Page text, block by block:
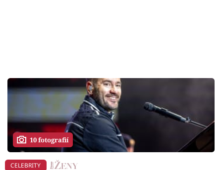
10 fotografií
CELEBRITY